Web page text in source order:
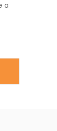
a